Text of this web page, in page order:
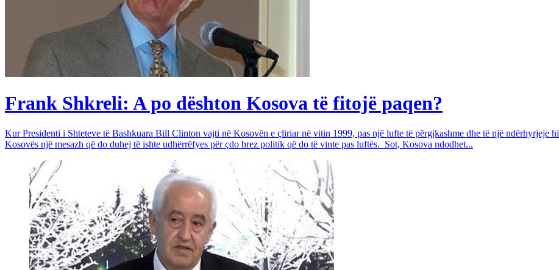
Frank Shkreli: A po dështon Kosova të fitojë paqen?
Kur Presidenti i Shteteve të Bashkuara Bill Clinton vajti në Kosovën e çliriar në vitin 1999, pas një lufte të përgjkashme dhe të një ndërhyrjeje
Kosovës një mesazh që do duhej të ishte udhërrëfyes për çdo brez politik që do të vinte pas luftës. Sot, Kosova ndodhet...